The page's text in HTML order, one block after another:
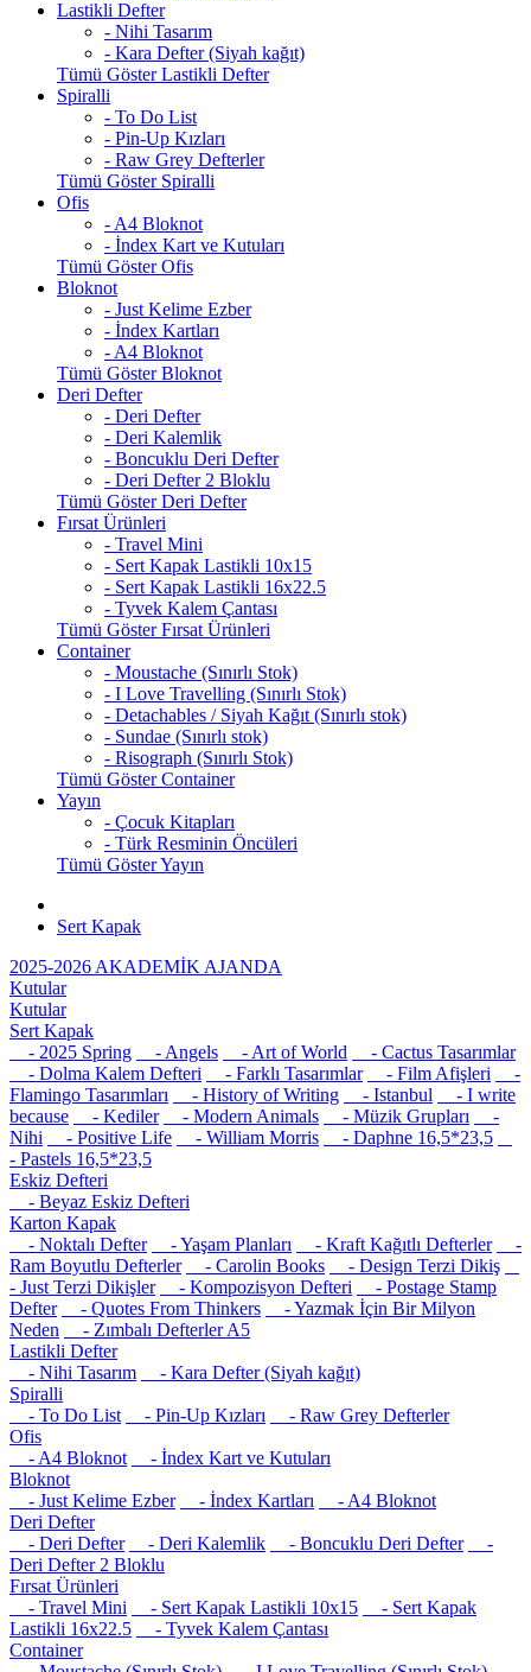
Lastikli Defter
- Nihi Tasarım
- Kara Defter (Siyah kağıt)
Tümü Göster Lastikli Defter
Spiralli
- To Do List
- Pin-Up Kızları
- Raw Grey Defterler
Tümü Göster Spiralli
Ofis
- A4 Bloknot
- İndex Kart ve Kutuları
Tümü Göster Ofis
Bloknot
- Just Kelime Ezber
- İndex Kartları
- A4 Bloknot
Tümü Göster Bloknot
Deri Defter
- Deri Defter
- Deri Kalemlik
- Boncuklu Deri Defter
- Deri Defter 2 Bloklu
Tümü Göster Deri Defter
Fırsat Ürünleri
- Travel Mini
- Sert Kapak Lastikli 10x15
- Sert Kapak Lastikli 16x22.5
- Tyvek Kalem Çantası
Tümü Göster Fırsat Ürünleri
Container
- Moustache (Sınırlı Stok)
- I Love Travelling (Sınırlı Stok)
- Detachables / Siyah Kağıt (Sınırlı stok)
- Sundae (Sınırlı stok)
- Risograph (Sınırlı Stok)
Tümü Göster Container
Yayın
- Çocuk Kitapları
- Türk Resminin Öncüleri
Tümü Göster Yayın
Sert Kapak
2025-2026 AKADEMİK AJANDA
Kutular
Kutular
Sert Kapak
- 2025 Spring
- Angels - Art of World
- Cactus Tasarımlar
- Dolma Kalem Defteri
- Farklı Tasarımlar - Film Afişleri
-
Flamingo Tasarımları
- History of Writing - Istanbul
- I write
because
- Kediler - Modern Animals - Müzik Grupları
-
Nihi
- Positive Life - William Morris
- Daphne 16,5*23,5
- Pastels 16,5*23,5
Eskiz Defteri
- Beyaz Eskiz Defteri
Karton Kapak
- Noktalı Defter
- Yaşam Planları - Kraft Kağıtlı Defterler
-
Ram Boyutlu Defterler
- Carolin Books
- Design Terzi Dikiş
- Just Terzi Dikişler
- Kompozisyon Defteri
- Postage Stamp
Defter
- Quotes From Thinkers
- Yazmak İçin Bir Milyon
Neden
- Zımbalı Defterler A5
Lastikli Defter
- Nihi Tasarım
- Kara Defter (Siyah kağıt)
Spiralli
- To Do List
- Pin-Up Kızları
- Raw Grey Defterler
Ofis
- A4 Bloknot
- İndex Kart ve Kutuları
Bloknot
- Just Kelime Ezber
- İndex Kartları
- A4 Bloknot
Deri Defter
- Deri Defter
- Deri Kalemlik - Boncuklu Deri Defter
-
Deri Defter 2 Bloklu
Fırsat Ürünleri
- Travel Mini
- Sert Kapak Lastikli 10x15
- Sert Kapak
Lastikli 16x22.5
- Tyvek Kalem Çantası
Container